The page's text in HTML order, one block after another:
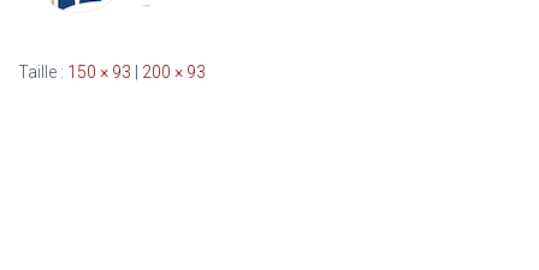
Taille : 150 × 93 200 × 93